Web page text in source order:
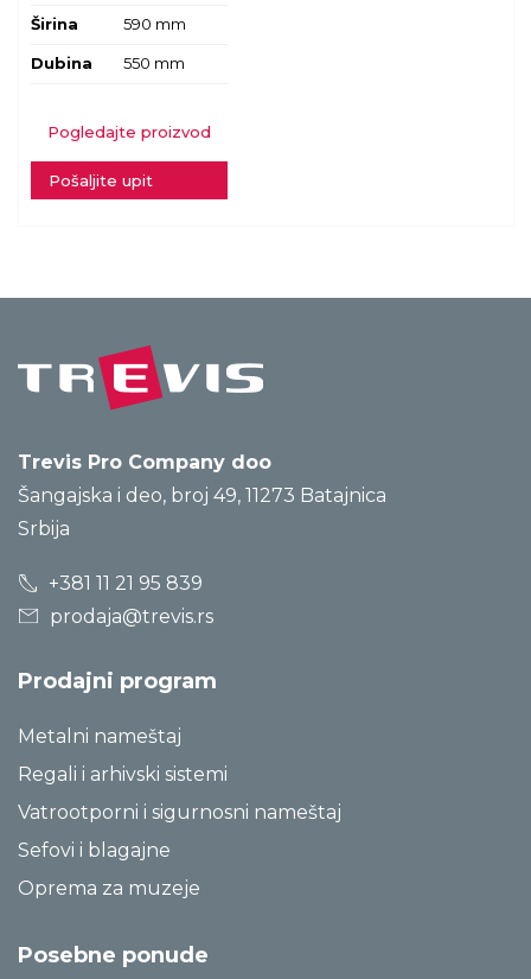
Širina 590 mm
Dubina 550 mm
Pogledajte proizvod
Pošaljite upit
Trevis Pro Company doo
Šangajska i deo, broj 49, 11273 Batajnica
Srbija
+381 11 21 95 839
prodaja@trevis.rs
Prodajni program
Metalni nameštaj
Regali i arhivski sistemi
Vatrootporni i sigurnosni nameštaj
Sefovi i blagajne
Oprema za muzeje
Posebne ponude